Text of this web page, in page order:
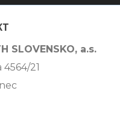
SLOVENSKO, a.s.
21